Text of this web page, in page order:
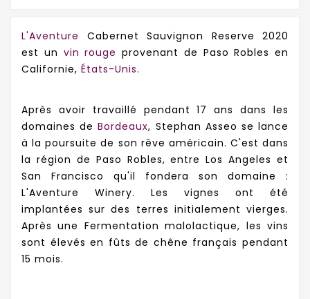
L'Aventure Cabernet Sauvignon Reserve 2020
est un vin rouge provenant de Paso Robles en
Californie, États-Unis.
Après avoir travaillé pendant 17 ans dans les
domaines deBordeaux, Stephan Asseo se lance
à la poursuite de son rêve américain. C'est dans
la région de Paso Robles, entre Los Angeles et
San Francisco qu'il fondera son domaine :
L'Aventure Winery. Les vignes ont été
implantées sur des terres initialement vierges.
Après une Fermentation malolactique, les vins
sont élevés en fûts de chêne français pendant
15 mois.